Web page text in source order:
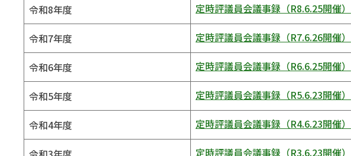
令和8年度
定時評議員会議事録（R8.6.25開催）
令和7年度 定時評議員会議事録（R7.6.26開催）
令和6年度 定時評議員会議事録（R6.6.25開催）
令和5年度 定時評議員会議事録（R5.6.23開催）
令和4年度 定時評議員会議事録（R4.6.23開催）
定時評議員会議事録（R3.6.23開催）